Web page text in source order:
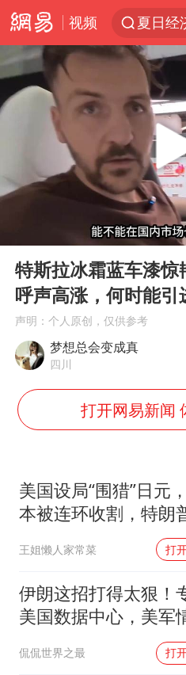
视频
《披荆
白海豚
新疆一
《龙餐
刘嘉玲
云南
暴雨
Play
特斯拉冰霜蓝车漆
呼声高涨，何时能引
声明：个人原创，仅供参考
梦想总会变成真
四川
打开网易新闻
美国设局“围猎”日元
本被连环收割，特朗
王姐懒人家常菜 打
伊朗这招打得太狠！
美国数据中心，美军
系统直接瘫痪，比封
还致命
侃侃世界之最 打